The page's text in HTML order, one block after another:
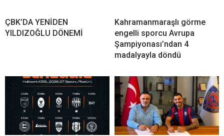
ÇBK’DA YENİDEN
YILDIZOĞLU DÖNEMİ
Kahramanmaraşlı görme
engelli sporcu Avrupa
Şampiyonası’ndan 4
madalyayla döndü